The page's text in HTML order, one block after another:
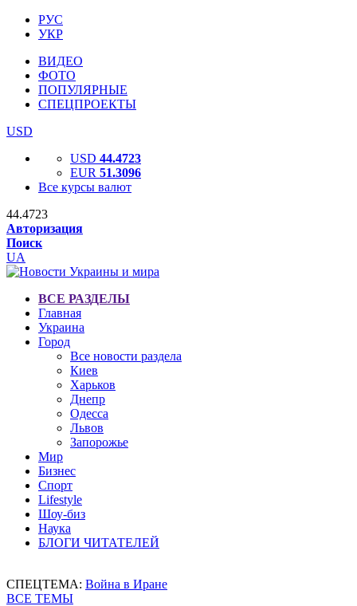
РУС
УКР
ВИДЕО
ФОТО
ПОПУЛЯРНЫЕ
СПЕЦПРОЕКТЫ
USD
USD 44.4723
EUR 51.3096
Все курсы валют
44.4723
Авторизация
Поиск
UA
ВСЕ РАЗДЕЛЫ
Главная
Украина
Город
Все новости раздела
Киев
Харьков
Днепр
Одесса
Львов
Запорожье
Мир
Бизнес
Спорт
Lifestyle
Шоу-биз
Наука
БЛОГИ ЧИТАТЕЛЕЙ
СПЕЦТЕМА: Война в Иране
ВСЕ ТЕМЫ